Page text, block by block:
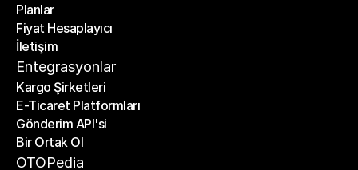
Anasayfa
Planlar
Planlar
Fiyat Hesaplayıcı
Fiyat Hesaplayıcı
İletişim
İletişim
Entegrasyonlar
Kargo Şirketleri
Kargo Şirketleri
E-Ticaret Platformları
E-Ticaret Platformları
Gönderim API'si
Gönderim API'si
Bir Ortak Ol
Bir Ortak Ol
OTOPedia